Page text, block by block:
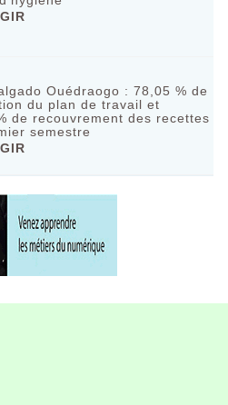
Ouédraogo : 78,05 % de
du plan de travail et
de recouvrement des recettes
semestre